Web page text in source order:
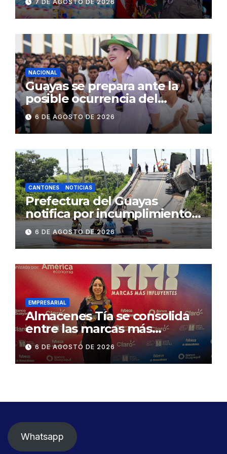
públicos de Pichincha: 684
operativos en zonas
comerciales y de
concurrencia
7 DE AGOSTO DE 2026
NACIONAL
Guayas se prepara ante la
posible ocurrencia del
fenómeno de El Niño:
Gobierno Nacional capacita a
2.500 jóvenes
6 DE AGOSTO DE 2026
CANTONES NOTICIAS
Prefectura del Guayas
notifica por incumplimiento
contractual a la
Concesionaria CONORTE y
exige celeridad en
desmontaje del puente
Gonzalo Icaza Cornejo, en
Daule
6 DE AGOSTO DE 2026
EMPRESARIAL
Almacenes Tía se consolida
entre las marcas más
influyentes del Ecuador
6 DE AGOSTO DE 2026
Whatsapp